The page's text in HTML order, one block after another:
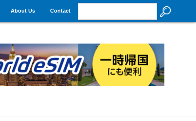
About Us Contact